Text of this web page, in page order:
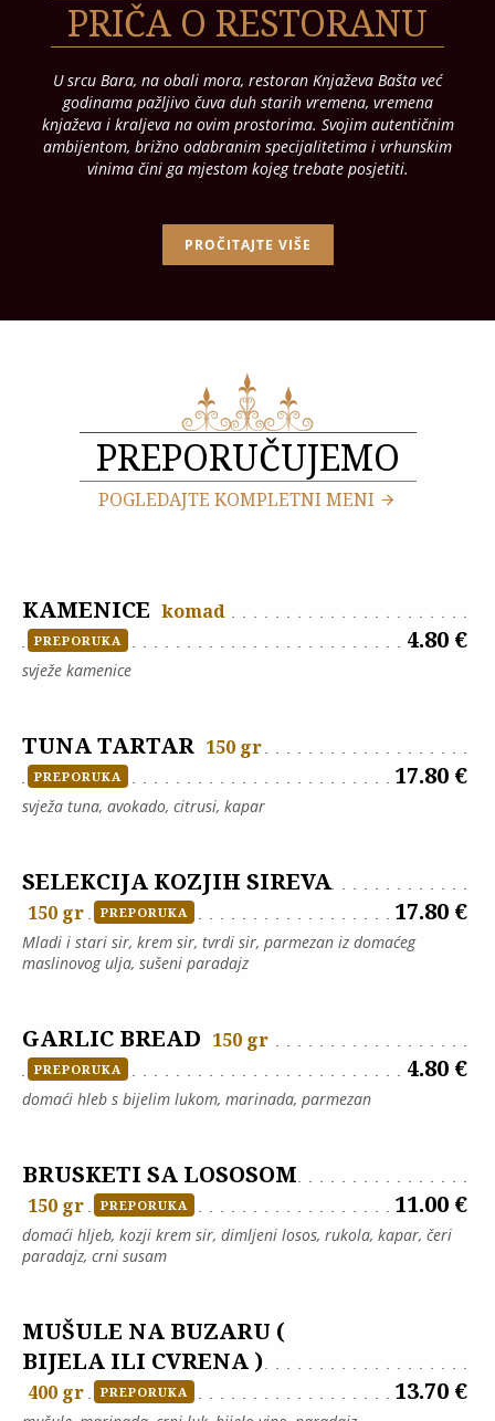
PRIČA O RESTORANU
U srcu Bara, na obali mora, restoran Knjaževa Bašta već
godinama pažljivo čuva duh starih vremena, vremena
knjaževa i kraljeva na ovim prostorima. Svojim autentičnim
ambijentom, brižno odabranim specijalitetima i vrhunskim
vinima čini ga mjestom kojeg trebate posjetiti.
PROČITAJTE VIŠE
PREPORUČUJEMO
POGLEDAJTE KOMPLETNI MENI
KAMENICE komad
PREPORUKA 4.80 €
svježe kamenice
TUNA TARTAR 150 gr
PREPORUKA 17.80 €
svježa tuna, avokado, citrusi, kapar
SELEKCIJA KOZJIH SIREVA
150 gr PREPORUKA 17.80 €
Mladi i stari sir, krem sir, tvrdi sir, parmezan iz domaćeg
maslinovog ulja, sušeni paradajz
GARLIC BREAD 150 gr
PREPORUKA 4.80 €
domaći hleb s bijelim lukom, marinada, parmezan
BRUSKETI SA LOSOSOM
150 gr PREPORUKA 11.00 €
domaći hljeb, kozji krem sir, dimljeni losos, rukola, kapar, čeri
paradajz, crni susam
MUŠULE NA BUZARU (
BIJELA ILI CVRENA )
400 gr PREPORUKA 13.70 €